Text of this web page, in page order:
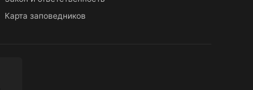
Карта заповедников